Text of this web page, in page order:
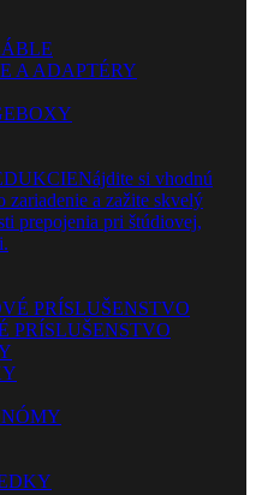
A ADAPTÉRY
Nájdite si vhodnú
zariadenie a zažite skvelý
prepojenia pri štúdiovej,
PRÍSLUŠENSTVO
PRÍSLUŠENSTVO